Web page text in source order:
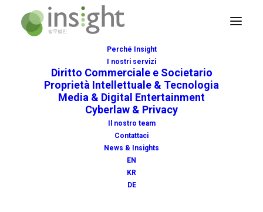
Perché Insight
I nostri servizi
Diritto Commerciale e Societario
Proprietà Intellettuale & Tecnologia
Media & Digital Entertainment
Cyberlaw & Privacy
Il nostro team
Contattaci
News & Insights
EN
KR
DE
Insight_Logo
Home Insight_Logo Insight_Logo